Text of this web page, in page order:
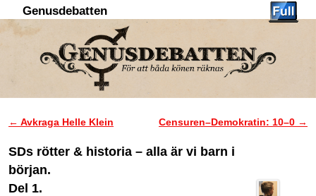
Genusdebatten
Inläggsnavigering
← Avkraga Helle Klein Censuren–Demokratin: 10–0 →
SDs rötter & historia – alla är vi barn i
början.
Del 1.